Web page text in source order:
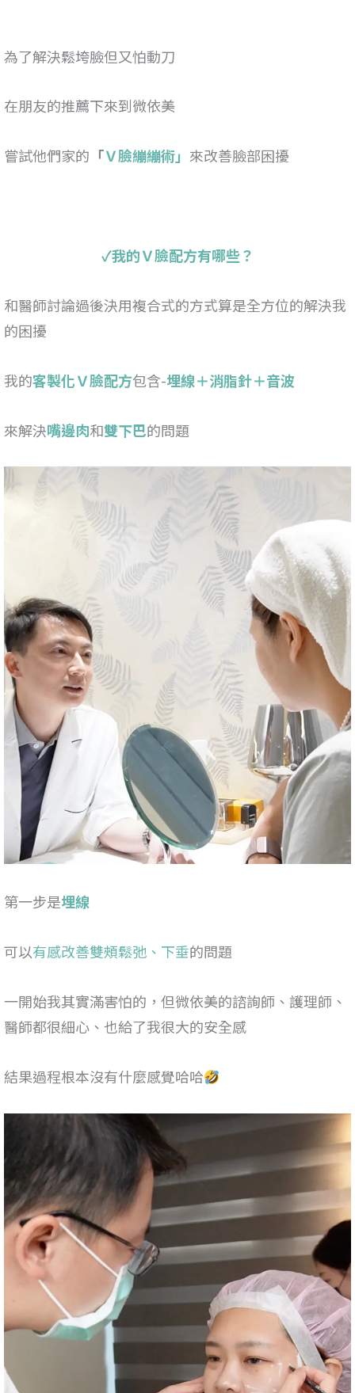
為了解決鬆垮臉但又怕動刀
在朋友的推薦下來到微依美
嘗試他們家的 「Ｖ臉繃繃術」 來改善臉部困擾
✓我的Ｖ臉配方有哪些？
和醫師討論過後決用複合式的方式算是全方位的解決我
的困擾
我的客製化Ｖ臉配方包含-埋線＋消脂針＋音波
來解決嘴邊肉和雙下巴的問題
第一步是埋線
可以有感改善雙頰鬆弛、下垂的問題
一開始我其實滿害怕的，但微依美的諮詢師、護理師、
醫師都很細心、也給了我很大的安全感
結果過程根本沒有什麼感覺哈哈